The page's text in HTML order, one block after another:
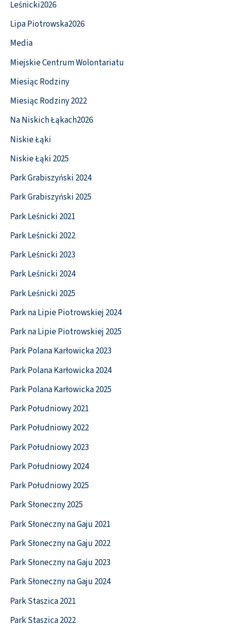
Leśnicki2026
Lipa Piotrowska2026
Media
Miejskie Centrum Wolontariatu
Miesiąc Rodziny
Miesiąc Rodziny 2022
Na Niskich Łąkach2026
Niskie Łąki
Niskie Łąki 2025
Park Grabiszyński 2024
Park Grabiszyński 2025
Park Leśnicki 2021
Park Leśnicki 2022
Park Leśnicki 2023
Park Leśnicki 2024
Park Leśnicki 2025
Park na Lipie Piotrowskiej 2024
Park na Lipie Piotrowskiej 2025
Park Polana Karłowicka 2023
Park Polana Karłowicka 2024
Park Polana Karłowicka 2025
Park Południowy 2021
Park Południowy 2022
Park Południowy 2023
Park Południowy 2024
Park Południowy 2025
Park Słoneczny 2025
Park Słoneczny na Gaju 2021
Park Słoneczny na Gaju 2022
Park Słoneczny na Gaju 2023
Park Słoneczny na Gaju 2024
Park Staszica 2021
Park Staszica 2022